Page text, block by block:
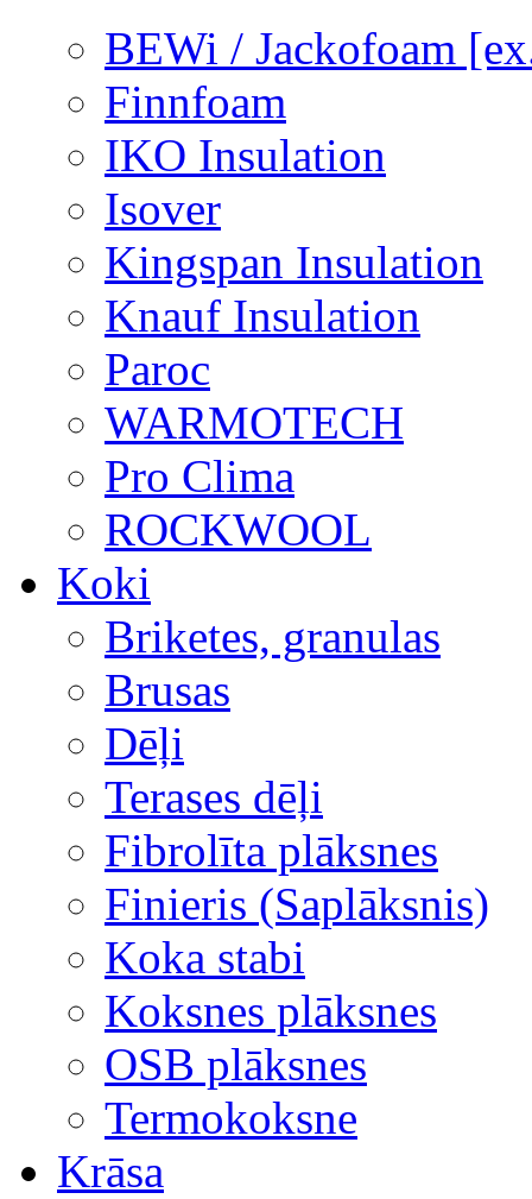
BEWi / Jackofoam
Finnfoam
IKO Insulation
Isover
Kingspan Insulation
Knauf Insulation
Paroc
WARMOTECH
Pro Clima
ROCKWOOL
Koki
Briketes, granulas
Brusas
Dēļi
Terases dēļi
Fibrolīta plāksnes
Finieris (Saplāksnis)
Koka stabi
Koksnes plāksnes
OSB plāksnes
Termokoksne
Krāsa